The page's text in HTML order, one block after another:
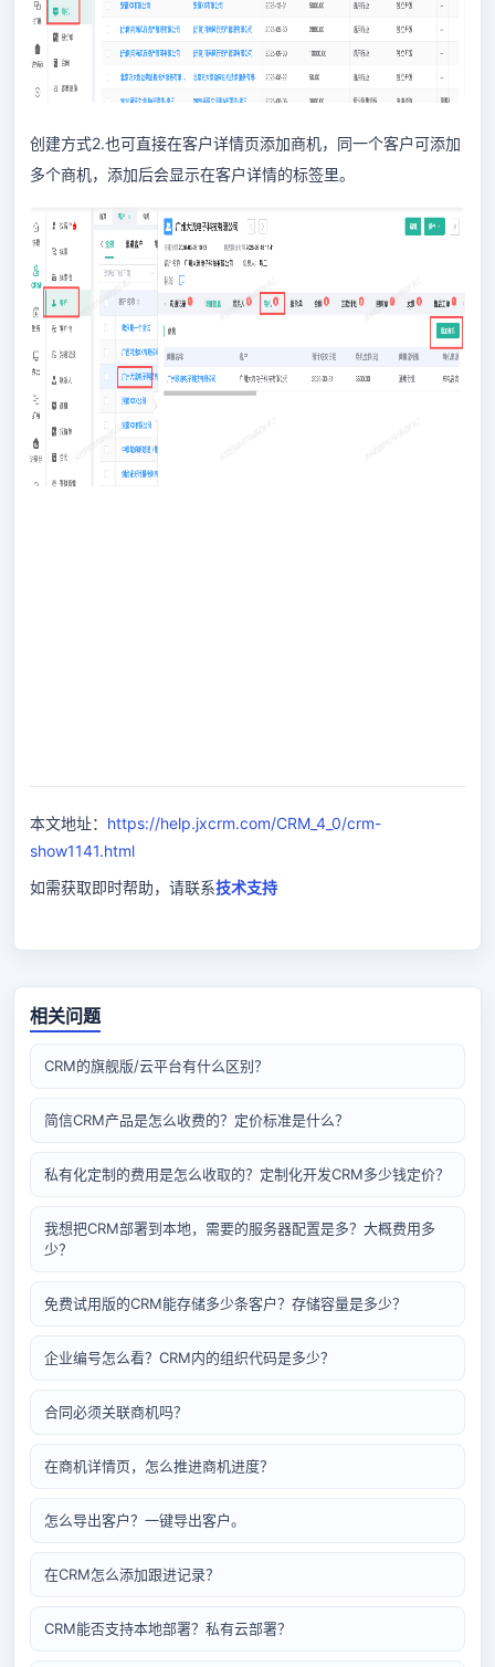
创建方式2.也可直接在客户详情页添加商机，同一个客户可添加
多个商机，添加后会显示在客户详情的标签里。
本文地址： https://help.jxcrm.com/CRM_4_0/crm-
show1141.html
如需获取即时帮助，请联系技术支持
相关问题
CRM的旗舰版/云平台有什么区别？
简信CRM产品是怎么收费的？定价标准是什么？
私有化定制的费用是怎么收取的？定制化开发CRM多少钱定价？
我想把CRM部署到本地，需要的服务器配置是多？大概费用多
少？
免费试用版的CRM能存储多少条客户？存储容量是多少？
企业编号怎么看？CRM内的组织代码是多少？
合同必须关联商机吗？
在商机详情页，怎么推进商机进度？
怎么导出客户？一键导出客户。
在CRM怎么添加跟进记录？
CRM能否支持本地部署？私有云部署？